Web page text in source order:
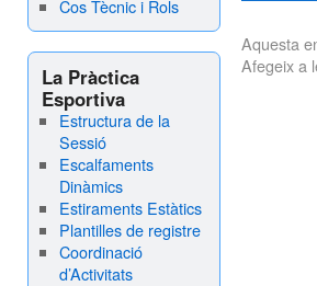
Cos Tècnic i Rols
La Pràctica
Esportiva
Estructura de la
Sessió
Escalfaments
Dinàmics
Estiraments Estàtics
Plantilles de registre
Coordinació
d’Activitats
Aquesta
Afegeix a